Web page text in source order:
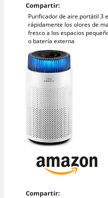
Compartir:
Purificador de aire portátil 3
rápidamente los olores de
fresco a los espacios
o batería externa
Compartir: